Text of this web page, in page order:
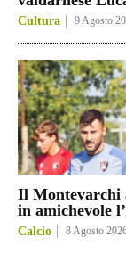
Cultura 9 Agosto
Il Montevarchi
in amichevole
Calcio 8 Agosto